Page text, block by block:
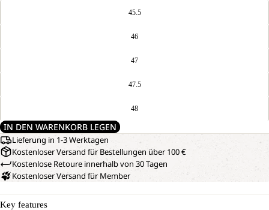
45.5
46
47
47.5
48
IN DEN WARENKORB LEGEN
Lieferung in 1-3 Werktagen
Kostenloser Versand für Bestellungen über 100 €
Kostenlose Retoure innerhalb von 30 Tagen
Kostenloser Versand für Member
Key features